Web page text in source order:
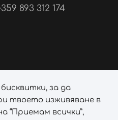
893 312 174
за да
твоето изживяване в
“Приемам всички”,